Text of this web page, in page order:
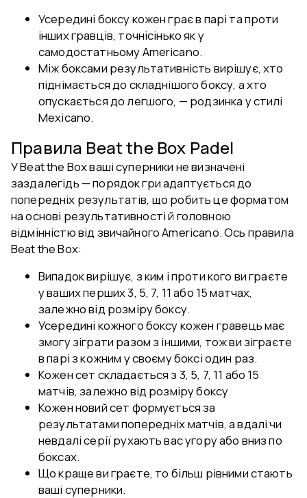
Усередині боксу кожен грає в парі та проти
інших гравців, точнісінько як у
самодостатньому Americano.
Між боксами результативність вирішує, хто
піднімається до складнішого боксу, а хто
опускається до легшого, — родзинка у стилі
Mexicano.
Правила Beat the Box Padel
У Beat the Box ваші суперники не визначені
заздалегідь — порядок гри адаптується до
попередніх результатів, що робить це форматом
на основі результативності й головною
відмінністю від звичайного Americano. Ось правила
Beat the Box:
Випадок вирішує, з ким і проти кого ви граєте
у ваших перших 3, 5, 7, 11 або 15 матчах,
залежно від розміру боксу.
Усередині кожного боксу кожен гравець має
змогу зіграти разом з іншими, тож ви зіграєте
в парі з кожним у своєму боксі один раз.
Кожен сет складається з 3, 5, 7, 11 або 15
матчів, залежно від розміру боксу.
Кожен новий сет формується за
результатами попередніх матчів, а вдалі чи
невдалі серії рухають вас угору або вниз по
боксах.
Що краще ви граєте, то більш рівними стають
ваші суперники.